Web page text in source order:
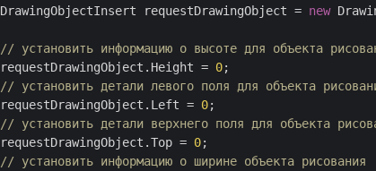
DrawingObjectInsert requestDrawingObject = new
// установить информацию о высоте для объекта
requestDrawingObject.Height = 0
// установить детали левого поля для объекта
requestDrawingObject.Left = 0
// установить детали верхнего поля для объекта
requestDrawingObject.Top = 0
// установить информацию о ширине объекта рисования